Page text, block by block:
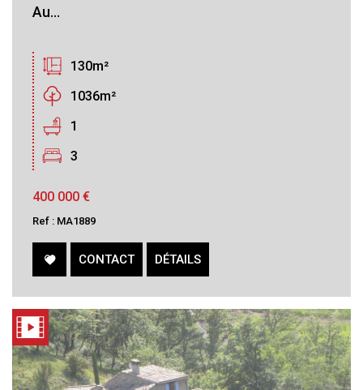
Au...
130m²
1036m²
1
3
400 000 €
Ref : MA1889
CONTACT DÉTAILS